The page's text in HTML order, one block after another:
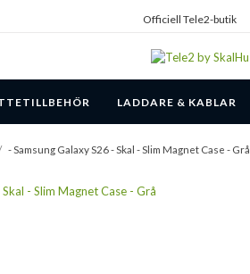
Officiell Tele2-butik
LADDARE & KABLAR
- Samsung Galaxy S26 - Skal - Slim Magnet Case - Grå